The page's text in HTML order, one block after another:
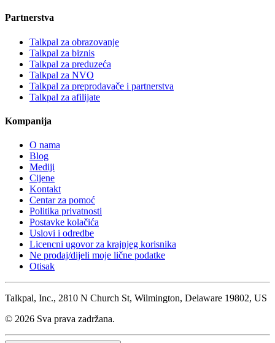
Partnerstva
Talkpal za obrazovanje
Talkpal za biznis
Talkpal za preduzeća
Talkpal za NVO
Talkpal za preprodavače i partnerstva
Talkpal za afilijate
Kompanija
O nama
Blog
Mediji
Cijene
Kontakt
Centar za pomoć
Politika privatnosti
Postavke kolačića
Uslovi i odredbe
Licencni ugovor za krajnjeg korisnika
Ne prodaj/dijeli moje lične podatke
Otisak
Talkpal, Inc., 2810 N Church St, Wilmington, Delaware 19802, US
© 2026 Sva prava zadržana.